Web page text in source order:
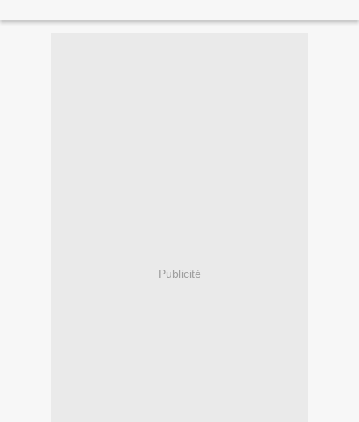
Publicité